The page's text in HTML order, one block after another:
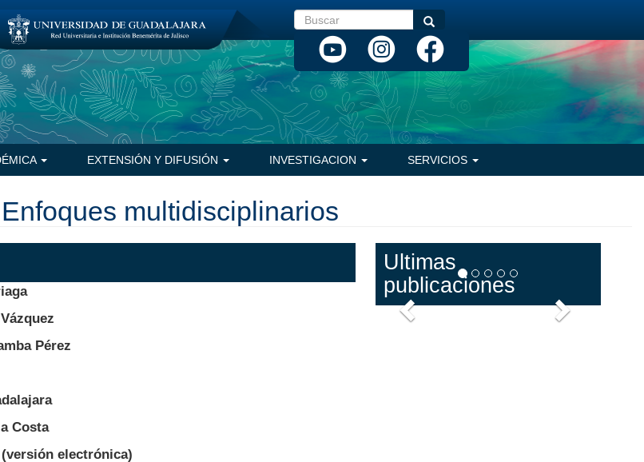
Buscar Buscar
EXTENSIÓN Y DIFUSIÓN INVESTIGACION SERVICIOS
multidisciplinarios
Pérez
Costa
(versión electrónica)
Ultimas
publicaciones
Anterior Siguiente